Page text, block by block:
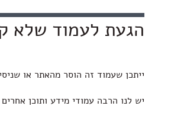
מרכזי,
כדי
לאזור
הבא
הגעת לעמוד שלא
ייתכן שעמוד זה הוסר מהאתר או
יש לנו הרבה עמודי מידע ותוכן